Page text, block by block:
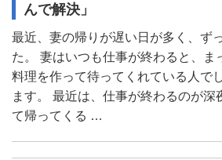
んで解決」
最近、妻の帰りが遅い日が多く、ず
た。 妻はいつも仕事が終わると、ま
料理を作って待ってくれている人で
ます。 最近は、仕事が終わるのが深
て帰ってくる …